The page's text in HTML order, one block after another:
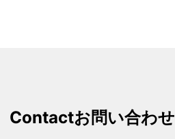
Contactお問い合わせ